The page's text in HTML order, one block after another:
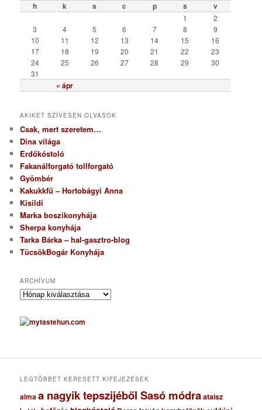
r
h k s c p s v
« ápr
1
2
3
4 5 6 7 8
9
10
11 12 13 14 15
16
17
18 19 20 21 22
23
24
25 26 27 28 29
30
31
AKIKET SZÍVESEN OLVASOK
Csak, mert szeretem…
Dina világa
Erdőkóstoló
Fakanálforgató tollforgató
Gyömbér
Kakukkfű – Hortobágyi Anna
Kisildi
Marka boszikonyhája
Sherpa konyhája
Tarka Bárka – hal-gasztro-blog
TücsökBogár Konyhája
ARCHÍVUM
A
c
h
u
LEGTÖBBET KERESETT KIFEJEZÉSEK
almaa nagyik tepszijéből Sasó módraataisz